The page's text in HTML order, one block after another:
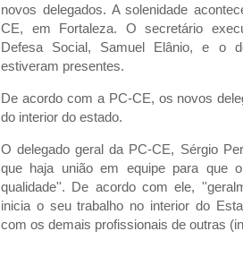
novos delegados. A solenidade
CE, em Fortaleza. O secretário
Defesa Social, Samuel Elânio, e o
estiveram presentes.
De acordo com a PC-CE, os novos
do interior do estado.
O delegado geral da PC-CE, Sérgio
que haja união em equipe para que
qualidade''. De acordo com ele,
inicia o seu trabalho no interior do
com os demais profissionais de outras